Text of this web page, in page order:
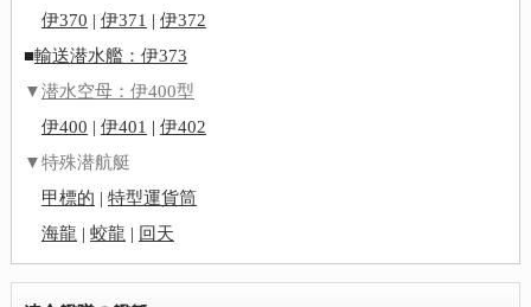
伊370 | 伊371 | 伊372
■輸送潜水艦：伊373
▼潜水空母：伊400型
伊400 | 伊401 | 伊402
▼特殊潜航艇
甲標的 | 特型運貨筒
海龍| 蛟龍| 回天